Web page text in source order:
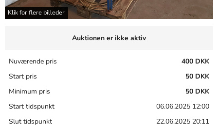
Klik for flere billeder
Auktionen er ikke aktiv
Nuværende pris
400 DKK
Start pris
50 DKK
Minimum pris
50 DKK
Start tidspunkt
06.06.2025 12:00
Slut tidspunkt
22.06.2025 20:11